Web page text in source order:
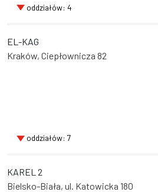
oddziałów: 4
EL-KAG
Kraków, Ciepłownicza 82
oddziałów: 7
KAREL 2
Bielsko-Biała, ul. Katowicka 180